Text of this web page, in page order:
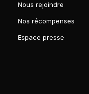
Nous rejoindre
Nos récompenses
Espace presse